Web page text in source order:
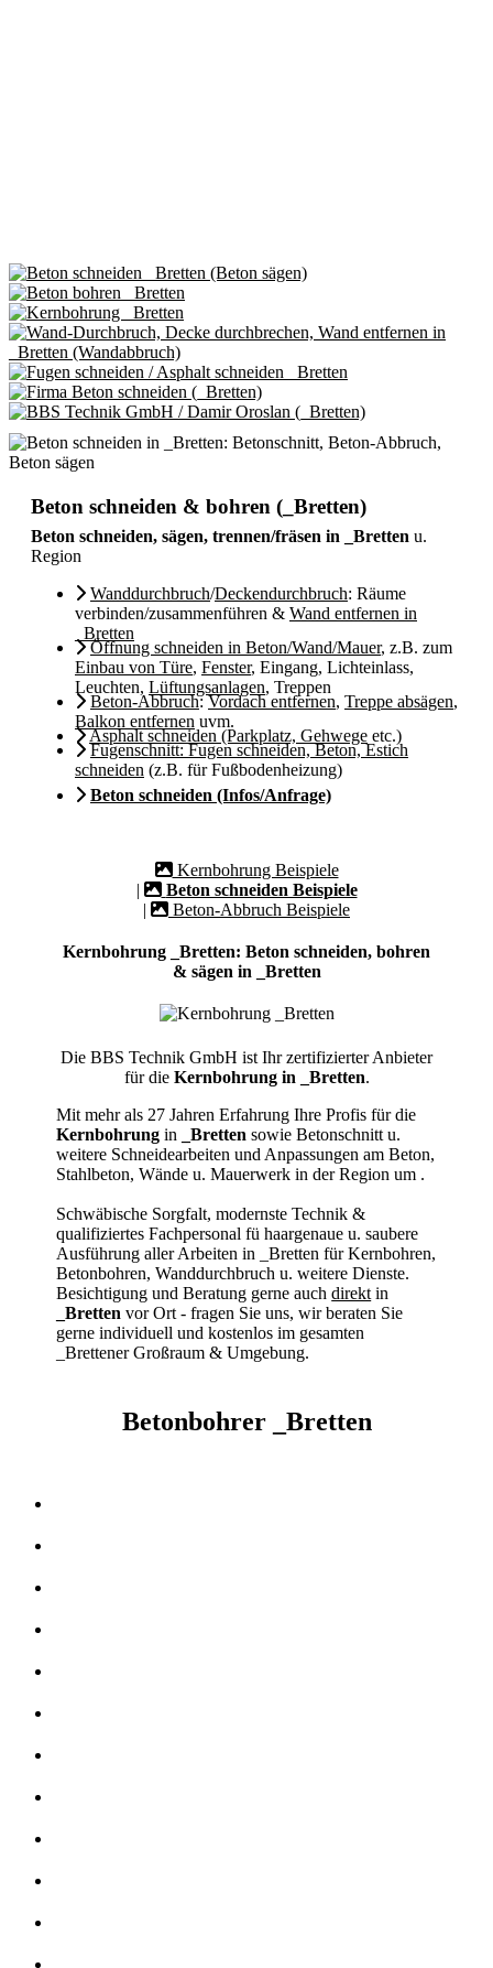
Beton schneiden & bohren (_Bretten)
Beton schneiden, sägen, trennen/fräsen in _Bretten u.
Region
Wanddurchbruch/Deckendurchbruch: Räume
verbinden/zusammenführen & Wand entfernen in
_Bretten
Öffnung schneiden in Beton/Wand/Mauer, z.B. zum
Einbau von Türe, Fenster, Eingang, Lichteinlass,
Leuchten, Lüftungsanlagen, Treppen
Beton-Abbruch:Vordach entfernen, Treppe absägen,
Balkon entfernen uvm.
Asphalt schneiden (Parkplatz, Gehwege etc.)
Fugenschnitt: Fugen schneiden, Beton, Estich
schneiden (z.B. für Fußbodenheizung)
Beton schneiden (Infos/Anfrage)
Kernbohrung Beispiele
|
Beton schneiden Beispiele
|
Beton-Abbruch Beispiele
Kernbohrung _Bretten: Beton schneiden, bohren
& sägen in _Bretten
Die BBS Technik GmbH ist Ihr zertifizierter Anbieter
für die Kernbohrung in _Bretten.
Mit mehr als 27 Jahren Erfahrung Ihre Profis für die
Kernbohrung in _Bretten sowie Betonschnitt u.
weitere Schneidearbeiten und Anpassungen am Beton,
Stahlbeton, Wände u. Mauerwerk in der Region um .
Schwäbische Sorgfalt, modernste Technik &
qualifiziertes Fachpersonalfü haargenaue u. saubere
Ausführung aller Arbeitenin _Bretten für Kernbohren,
Betonbohren, Wanddurchbruch u. weitere Dienste.
Besichtigung und Beratung gerne auchdirekt in
_Bretten vor Ort - fragen Sie uns, wir beraten Sie
gerne individuell und kostenlos im gesamten
_Brettener Großraum & Umgebung.
Betonbohrer _Bretten